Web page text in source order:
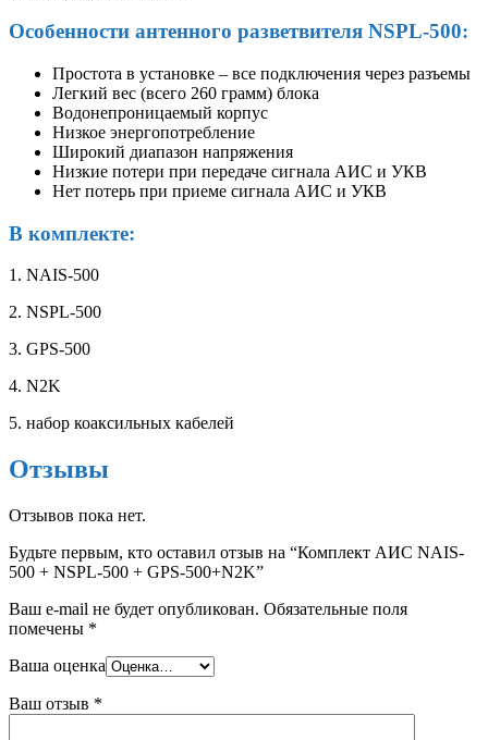
Особенности антенного разветвителя NSPL-500:
Простота в установке – все подключения через разъемы
Легкий вес (всего 260 грамм) блока
Водонепроницаемый корпус
Низкое энергопотребление
Широкий диапазон напряжения
Низкие потери при передаче сигнала АИС и УКВ
Нет потерь при приеме сигнала АИС и УКВ
В комплекте:
1. NAIS-500
2. NSPL-500
3. GPS-500
4. N2K
5. набор коаксильных кабелей
Отзывы
Отзывов пока нет.
Будьте первым, кто оставил отзыв на “Комплект АИС NAIS-
500 + NSPL-500 + GPS-500+N2K”
Ваш e-mail не будет опубликован. Обязательные поля
помечены *
Ваша оценка
Ваш отзыв *